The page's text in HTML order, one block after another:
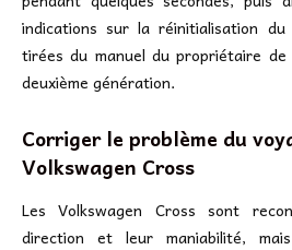
indications sur la réinitialisation
tirées du manuel du propriétaire de
deuxième génération.
Corriger le problème du
Volkswagen Cross
Les Volkswagen Cross sont
direction et leur maniabilité,